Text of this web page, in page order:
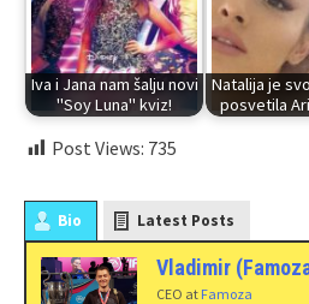
Iva i Jana nam šalju novi
"Soy Luna" kviz!
Natalija je
posvetila
Post Views: 735
Bio Latest Posts
Vladimir
CEO at Famoza